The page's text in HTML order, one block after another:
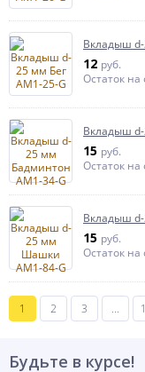
Вкладыш d-
12 руб.
Остаток на
Вкладыш
15 руб.
Остаток на
Вкладыш
15 руб.
Остаток на
1 2 3 ...
Будьте в курсе!